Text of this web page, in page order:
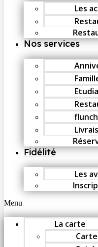
Les
Nos services
Fidélité
Les
Menu
La carte